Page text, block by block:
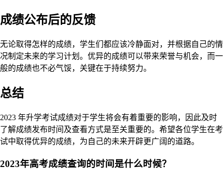
成绩公布后的反馈
无论取得怎样的成绩，学生们都应该冷静面对，并根据自己的情
况制定未来的学习计划。优异的成绩可以带来荣誉与机会，而一
般的成绩也不必气馁，关键在于持续努力。
总结
2023 年升学考试成绩对于学生将会有着重要的影响，因此及时
了解成绩发布时间及查看方式是至关重要的。希望各位学生在考
试中取得优异的成绩，为自己的未来开辟更广阔的道路。
2023年高考成绩查询的时间是什么时候？